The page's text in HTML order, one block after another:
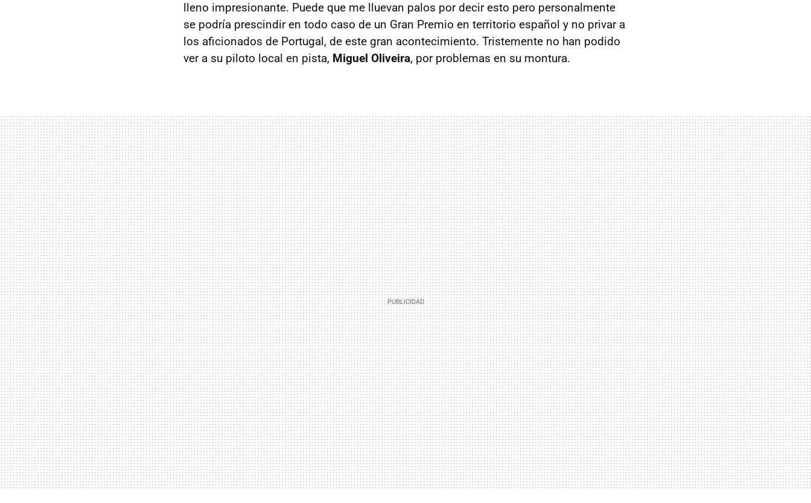
lleno impresionante. Puede que me lluevan palos por decir esto pero personalmente
se podría prescindir en todo caso de un Gran Premio en territorio español y no privar a
los aficionados de Portugal, de este gran acontecimiento. Tristemente no han podido
ver a su piloto local en pista, Miguel Oliveira, por problemas en su montura.